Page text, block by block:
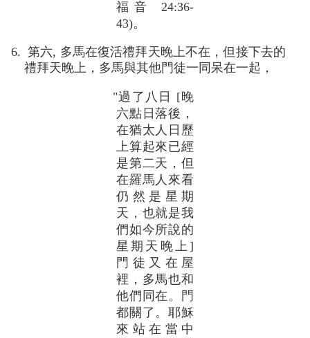
福音 24:36-
43)。
6. 第六, 多馬在復活禮拜天晚上不在，但接下去的
禮拜天晚上，多馬與其他門徒一同呆在一起，
"過了八日 [晚
六點日落後，
在猶太人日歷
上算起來已經
是第二天，但
在羅馬人來看
仍然是星期
天，也就是我
們如今所說的
星期天晚上]
門徒又在屋
裡，多馬也和
他們同在。門
都關了。耶穌
來站在當中